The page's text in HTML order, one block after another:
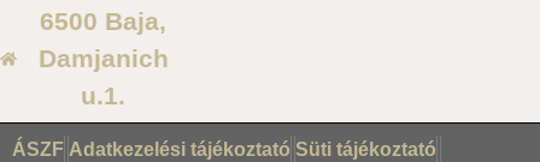
6500 Baja,
Damjanich
u.1.
ÁSZF Adatkezelési tájékoztató Süti tájékoztató